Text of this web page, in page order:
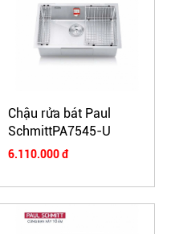
Chậu rửa bát Paul
SchmittPA7545-U
6.110.000 đ